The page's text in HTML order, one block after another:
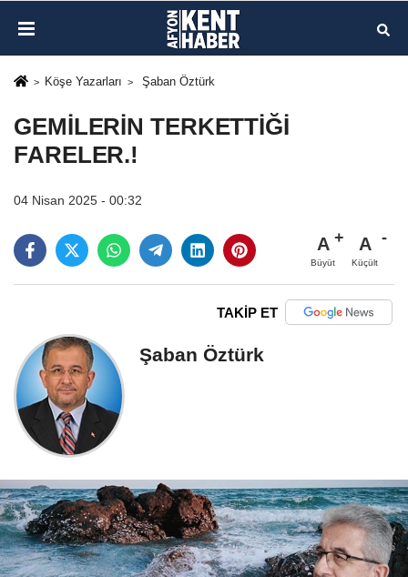
Köşe Yazarları Şaban Öztürk
GEMİLERİN TERKETTİĞİ
FARELER.!
04 Nisan 2025 - 00:32
A
Büyüt
A
Küçült
TAKİP ET
Şaban Öztürk